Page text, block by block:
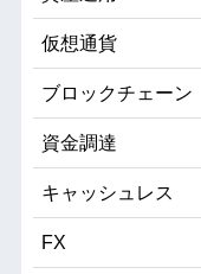
仮想通貨
ブロックチェーン
資金調達
キャッシュレス
FX